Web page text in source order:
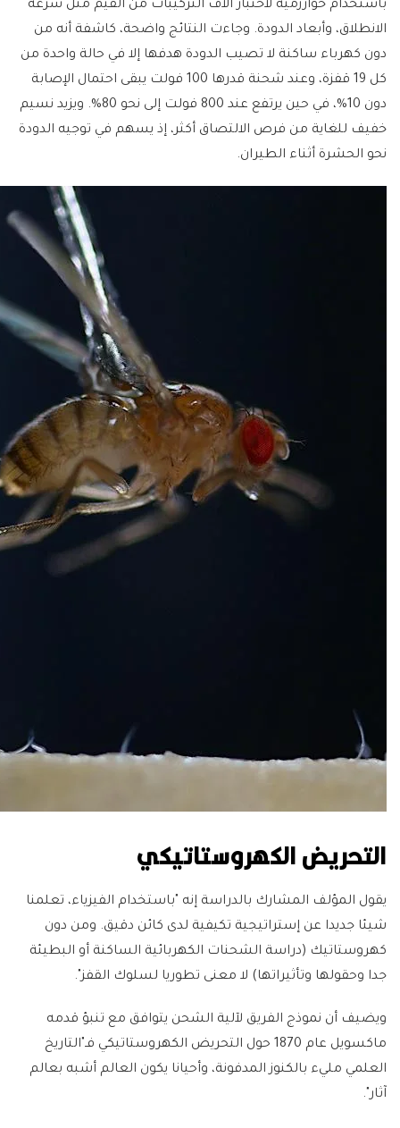
باستخدام خوارزمية لاختبار آلاف التركيبات من القيم مثل سرعة
الانطلاق، وأبعاد الدودة. وجاءت النتائج واضحة، كاشفة أنه من
دون كهرباء ساكنة لا تصيب الدودة هدفها إلا في حالة واحدة من
كل 19 قفزة، وعند شحنة قدرها 100 فولت يبقى احتمال الإصابة
دون 10%، في حين يرتفع عند 800 فولت إلى نحو 80%. ويزيد نسيم
خفيف للغاية من فرص الالتصاق أكثر، إذ يسهم في توجيه الدودة
نحو الحشرة أثناء الطيران.
التحريض الكهروستاتيكي
يقول المؤلف المشارك بالدراسة إنه "باستخدام الفيزياء، تعلمنا
شيئا جديدا عن إستراتيجية تكيفية لدى كائن دقيق. ومن دون
كهروستاتيك (دراسة الشحنات الكهربائية الساكنة أو البطيئة
جدا وحقولها وتأثيراتها) لا معنى تطوريا لسلوك القفز".
ويضيف أن نموذج الفريق لآلية الشحن يتوافق مع تنبؤ قدمه
ماكسويل عام 1870 حول التحريض الكهروستاتيكي فـ"التاريخ
العلمي مليء بالكنوز المدفونة، وأحيانا يكون العالم أشبه بعالم
آثار".